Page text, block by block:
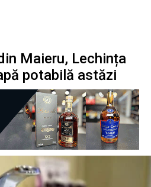
Maieru, Lechința
potabilă astăzi